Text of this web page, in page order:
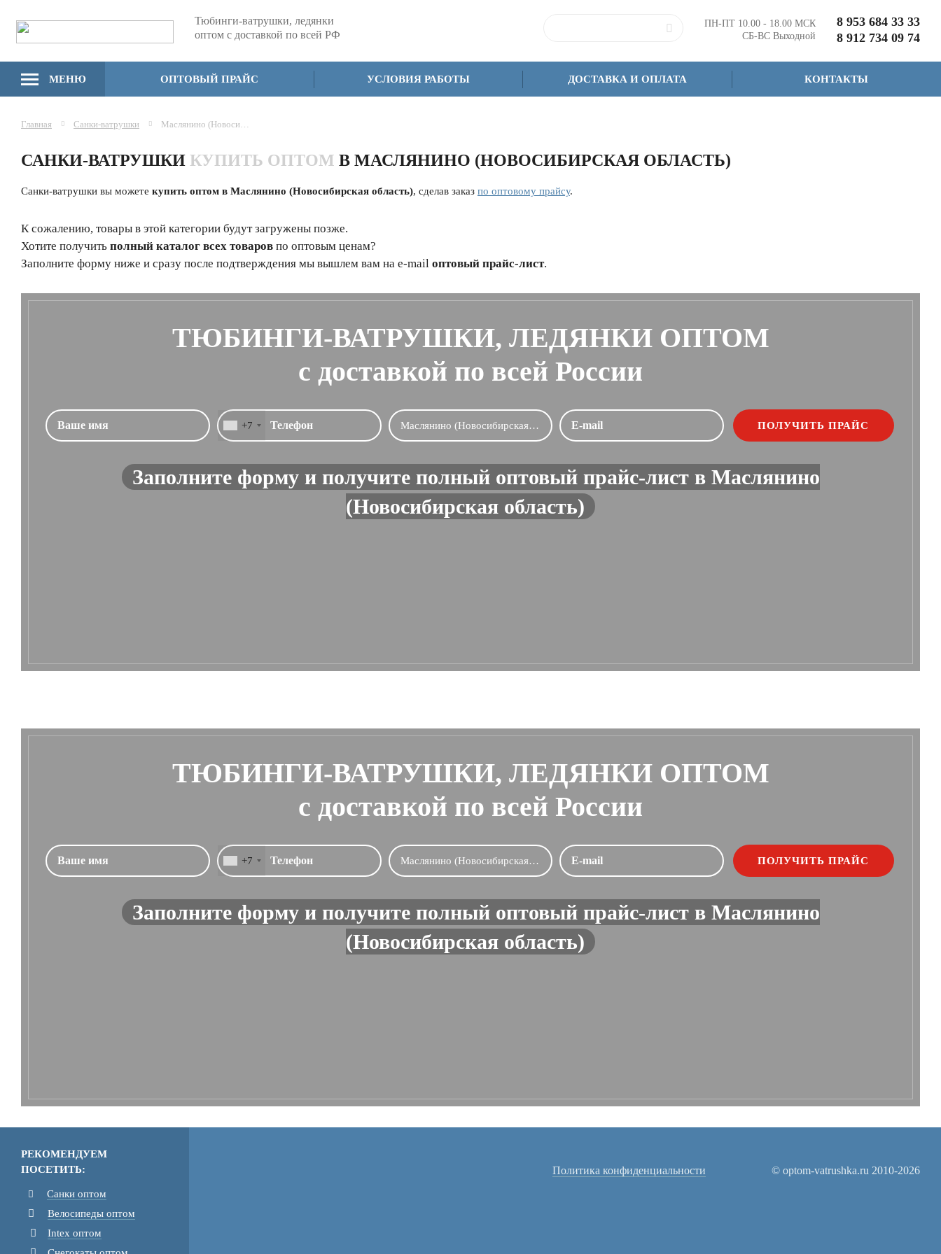
Тюбинги-ватрушки, ледянки
оптом с доставкой по всей РФ
ПН-ПТ 10.00 - 18.00 МСК
СБ-ВС Выходной
8 953 684 33 33
8 912 734 09 74
МЕНЮ ОПТОВЫЙ ПРАЙС УСЛОВИЯ РАБОТЫ ДОСТАВКА И ОПЛАТА КОНТАКТЫ
Главная Санки-ватрушки Маслянино (Новосибирская область)
САНКИ-ВАТРУШКИ КУПИТЬ ОПТОМ В МАСЛЯНИНО (НОВОСИБИРСКАЯ ОБЛАСТЬ)
Санки-ватрушки вы можете купить оптом в Маслянино (Новосибирская область), сделав заказ по оптовому прайсу.
К сожалению, товары в этой категории будут загружены позже.
Хотите получить полный каталог всех товаров по оптовым ценам?
Заполните форму ниже и сразу после подтверждения мы вышлем вам на e-mail оптовый прайс-лист.
ТЮБИНГИ-ВАТРУШКИ, ЛЕДЯНКИ ОПТОМ
с доставкой по всей России
+7
Заполните форму и получите полный оптовый прайс-лист в Маслянино
(Новосибирская область)
ТЮБИНГИ-ВАТРУШКИ, ЛЕДЯНКИ ОПТОМ
с доставкой по всей России
+7
Заполните форму и получите полный оптовый прайс-лист в Маслянино
(Новосибирская область)
РЕКОМЕНДУЕМ
ПОСЕТИТЬ:
Санки оптом
Велосипеды оптом
Intex оптом
Политика конфиденциальности © optom-vatrushka.ru 2010-2026